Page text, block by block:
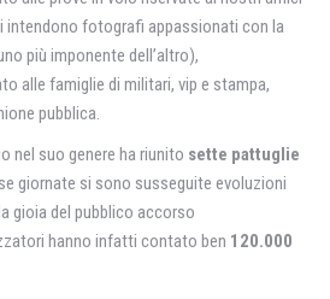
intendono fotografi appassionati con la
più imponente dell’altro),
alle famiglie di militari, vip e stampa,
pubblica.
nel suo genere ha riunito sette pattuglie
giornate si sono susseguite evoluzioni
gioia del pubblico accorso
hanno infatti contato ben 120.000